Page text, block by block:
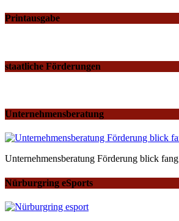
Printausgabe
staatliche Förderungen
Unternehmensberatung
Unternehmensberatung Förderung blick fang
Nürburgring eSports